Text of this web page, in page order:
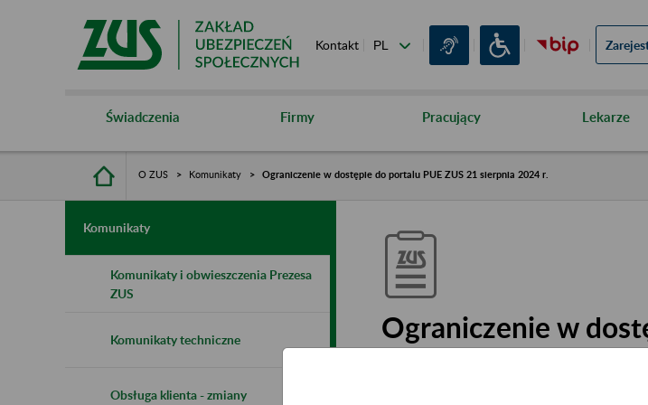
Kontakt
Świadczenia Firmy Pracujący Lekarze
O ZUS Komunikaty Ograniczenie w dostępie do portalu PUE ZUS 21 sierpnia 2024 r.
Komunikaty
Komunikaty i obwieszczenia Prezesa
ZUS
Komunikaty techniczne
Obsługa klienta - zmiany
Ograniczenie w